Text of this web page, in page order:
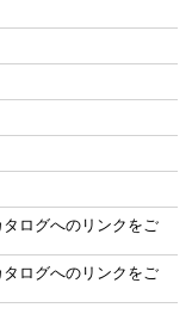
タログへのリンクをご
タログへのリンクをご